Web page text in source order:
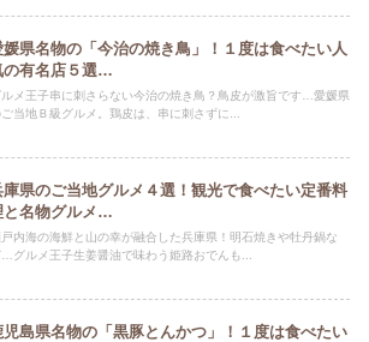
媛県名物の「今治の焼き鳥」！１度は食べたい人
の有名店５選…
ルメ王子串に刺さらない今治の焼き鳥？鳥皮が激旨です…愛媛県
当地Ｂ級グルメ。鶏皮は、串に刺さずに...
庫県のご当地グルメ４選！観光で食べたい定番料
と名物グルメ…
内海の海鮮と山の幸が融合した兵庫県！明石焼きや牡丹鍋な
…グルメ王子生姜醤油で味わう姫路おでんも...
児島県名物の「黒豚とんかつ」！１度は食べたい